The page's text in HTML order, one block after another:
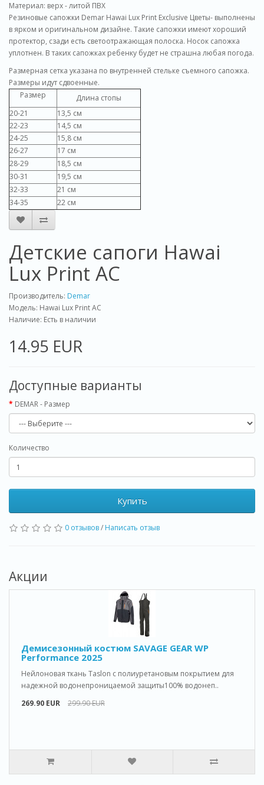
Материал: верх - литой ПВХ
Резиновые сапожки Demar Hawai Lux Print Exclusive Цветы- выполнены
в ярком и оригинальном дизайне. Такие сапожки имеют хороший
протектор, сзади есть светоотражающая полоска. Носок сапожка
уплотнен. В таких сапожках ребенку будет не страшна любая погода.
Размерная сетка указана по внутренней стельке съемного сапожка.
Размеры идут сдвоенные.
Размер
Длина стопы
20-21
13,5 см
22-23
14,5 см
24-25
15,8 см
26-27
17 см
28-29
18,5 см
30-31
19,5 см
32-33
21 см
34-35
22 см
Детские сапоги Hawai
Lux Print AC
Производитель: Demar
Модель: Hawai Lux Print AC
Наличие: Есть в наличии
14.95 EUR
Доступные варианты
DEMAR - Размер
Количество
Купить
0 отзывов/ Написать отзыв
Акции
Демисезонный костюм SAVAGE GEAR WP
Performance 2025
Нейлоновая ткань Taslon с полиуретановым покрытием для
надежной водонепроницаемой защиты100% водонеп..
269.90 EUR
299.90 EUR